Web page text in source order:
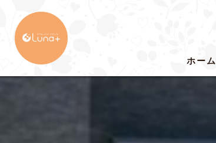
ホーム